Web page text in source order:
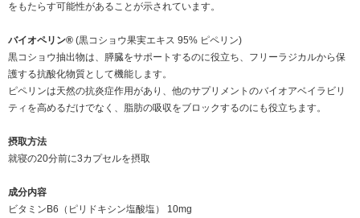
をもたらす可能性があることが示されています。
バイオペリン® (黒コショウ果実エキス 95% ピペリン)
黒コショウ抽出物は、膵臓をサポートするのに役立ち、フリーラジカルから保
護する抗酸化物質として機能します。
ピペリンは天然の抗炎症作用があり、他のサプリメントのバイオアベイラビリ
ティを高めるだけでなく、脂肪の吸収をブロックするのにも役立ちます。
摂取方法
就寝の20分前に3カプセルを摂取
成分内容
ビタミンB6（ピリドキシン塩酸塩） 10mg